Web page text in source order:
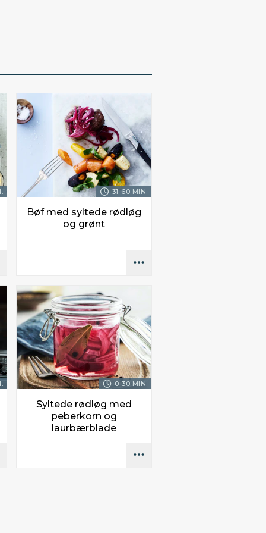
31-60 MIN.
Bøf med syltede rødløg
og grønt
0-30 MIN.
Syltede rødløg med
peberkorn og
laurbærblade